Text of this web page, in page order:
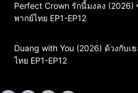
Perfect Crown รักนี้มงลง (2026)
พากย์ไทย EP1-EP12
Duang with You (2026) ด้วงกับเ
ไทย EP1-EP12